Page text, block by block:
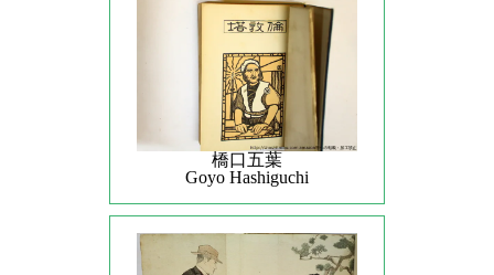
橋口五葉
Goyo Hashiguchi